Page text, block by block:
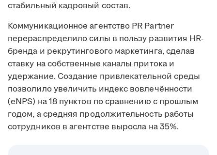
стабильный кадровый состав.
Коммуникационное агентство PR Partner
перераспределило силы в пользу развития HR-
бренда и рекрутингового маркетинга, сделав
ставку на собственные каналы притока и
удержание. Создание привлекательной среды
позволило увеличить индекс вовлечённости
(eNPS) на 18 пунктов по сравнению с прошлым
годом, а средняя продолжительность работы
сотрудников в агентстве выросла на 35%.